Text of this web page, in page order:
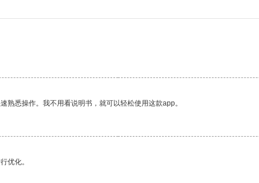
熟悉操作。我不用看说明书，就可以轻松使用这款app。
优化。